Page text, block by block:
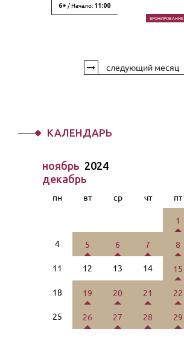
6+ / Начало: 11:00
БРОНИРОВАНИЕ
следующий месяц
КАЛЕНДАРЬ
ноябрь 2024
декабрь
пн вт ср чт пт
1
4 5 6 7 8
11 12 13 14 15
18 19 20 21 22
25 26 27 28 29